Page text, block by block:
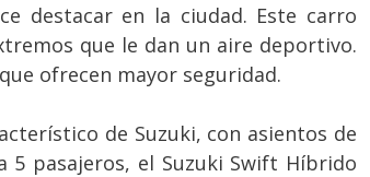
destacar en la ciudad. Este carro
que le dan un aire deportivo.
ofrecen mayor seguridad.
de Suzuki, con asientos de
pasajeros, el Suzuki Swift Híbrido